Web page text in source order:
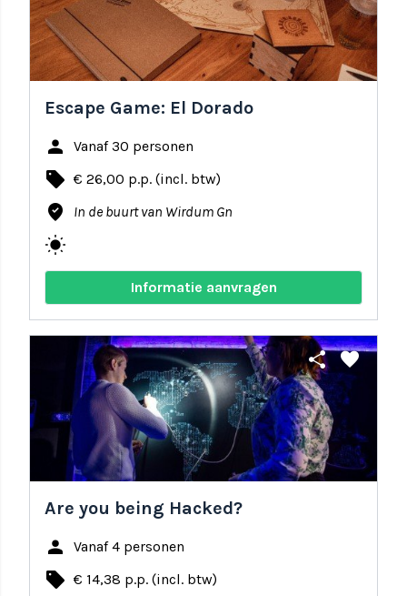
Escape Game: El Dorado
person Vanaf 30 personen
local_offer € 26,00 p.p. (incl. btw)
where_to_vote In de buurt van Wirdum Gn
wb_sunny
Informatie aanvragen
share favorite
Are you being Hacked?
person Vanaf 4 personen
local_offer € 14,38 p.p. (incl. btw)